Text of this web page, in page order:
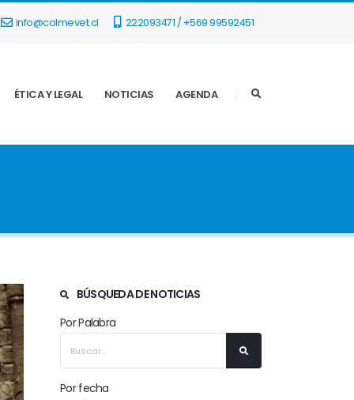
info@colmevet.cl 222093471 / +569 99592451
ÉTICA Y LEGAL NOTICIAS AGENDA
BÚSQUEDA DE NOTICIAS
Por Palabra
Por fecha